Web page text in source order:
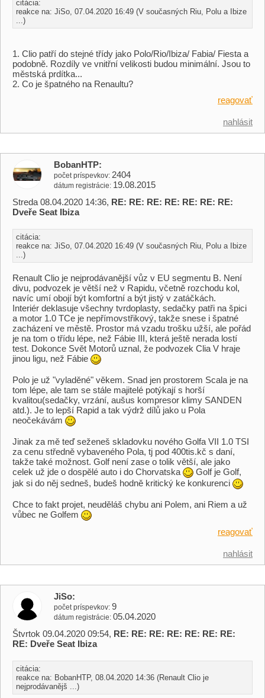
citácia:
reakce na: JiSo, 07.04.2020 16:49 (V současných Riu, Polu a Ibize
...)
1. Clio patří do stejné třídy jako Polo/Rio/Ibiza/ Fabia/ Fiesta a
podobně. Rozdíly ve vnitřní velikosti budou minimální. Jsou to
městská prdítka...
2. Co je špatného na Renaultu?
reagovať
nahlásit
BobanHTP
počet príspevkov 2404
dátum registrácie 19.08.2015
Streda 08.04.2020 14:36, RE: RE: RE: RE: RE: RE: RE:
Dveře Seat Ibiza
citácia:
reakce na: JiSo, 07.04.2020 16:49 (V současných Riu, Polu a Ibize
...)
Renault Clio je nejprodávanější vůz v EU segmentu B. Není
divu, podvozek je větší než v Rapidu, včetně rozchodu kol,
navíc umí obojí být komfortní a být jistý v zatáčkách.
Interiér deklasuje všechny tvrdoplasty, sedačky patři na špici
a motor 1.0 TCe je nepřímovstřikový, takže snese i špatné
zacházení ve městě. Prostor má vzadu trošku užší, ale pořád
je na tom o třídu lépe, než Fábie III, která ještě nerada lostí
test. Dokonce Svět Motorů uznal, že podvozek Clia V hraje
jinou ligu, než Fábie
Polo je už "vyladěné" věkem. Snad jen prostorem Scala je na
tom lépe, ale tam se stále majitelé potýkají s horší
kvalitou(sedačky, vrzání, aušus kompresor klimy SANDEN
atd.). Je to lepší Rapid a tak výdrž dílů jako u Pola
neočekávám
Jinak za mě teď seženeš skladovku nového Golfa VII 1.0 TSI
za cenu středně vybaveného Pola, tj pod 400tis.kč s daní,
takže také možnost. Golf není zase o tolik větší, ale jako
celek už jde o dospělé auto i do Chorvatska
Golf je Golf,
jak si do něj sedneš, budeš hodně kritický ke konkurenci
Chce to fakt projet, neuděláš chybu ani Polem, ani Riem a už
vůbec ne Golfem
reagovať
nahlásit
JiSo
počet príspevkov 9
dátum registrácie 05.04.2020
Štvrtok 09.04.2020 09:54, RE: RE: RE: RE: RE: RE: RE:
RE: Dveře Seat Ibiza
citácia:
reakce na: BobanHTP, 08.04.2020 14:36 (Renault Clio je
nejprodávanějš ...)